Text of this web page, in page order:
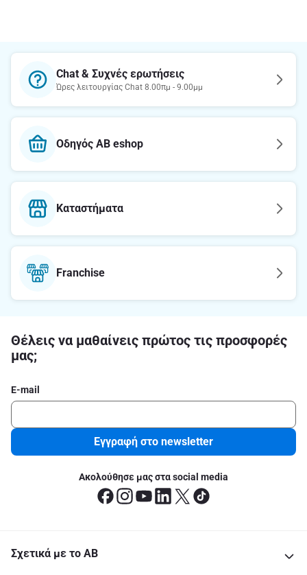
Chat & Συχνές ερωτήσεις
Ώρες λειτουργίας Chat 8.00πμ - 9.00μμ
Οδηγός AB eshop
Καταστήματα
Franchise
Θέλεις να μαθαίνεις πρώτος τις προσφορές
μας;
E-mail
Εγγραφή στο newsletter
Ακολούθησε μας στα social media
Σχετικά με το ΑΒ